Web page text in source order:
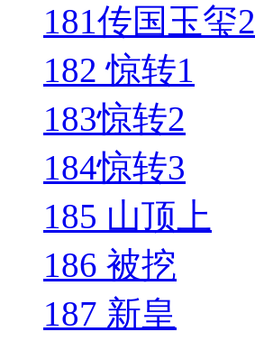
181传国玉玺2
182 惊转1
183惊转2
184惊转3
185 山顶上
186 被挖
187 新皇